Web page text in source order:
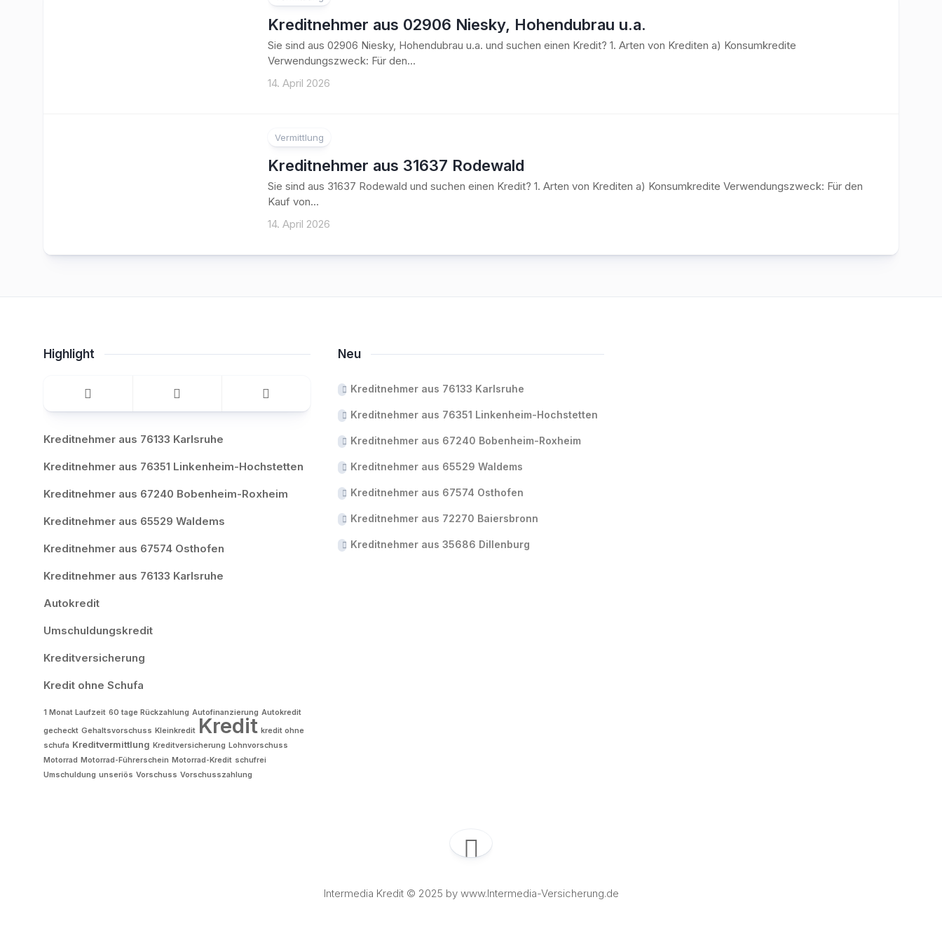
Kreditnehmer aus 02906 Niesky, Hohendubrau u.a.
Sie sind aus 02906 Niesky, Hohendubrau u.a. und suchen einen Kredit? 1. Arten von Krediten a) Konsumkredite
Verwendungszweck: Für den...
14. April 2026
Vermittlung
Kreditnehmer aus 31637 Rodewald
Sie sind aus 31637 Rodewald und suchen einen Kredit? 1. Arten von Krediten a) Konsumkredite Verwendungszweck: Für den
Kauf von...
14. April 2026
Highlight
Kreditnehmer aus 76133 Karlsruhe
Kreditnehmer aus 76351 Linkenheim-Hochstetten
Kreditnehmer aus 67240 Bobenheim-Roxheim
Kreditnehmer aus 65529 Waldems
Kreditnehmer aus 67574 Osthofen
Kreditnehmer aus 76133 Karlsruhe
Autokredit
Umschuldungskredit
Kreditversicherung
Kredit ohne Schufa
1 Monat Laufzeit 60 tage Rückzahlung Autofinanzierung Autokredit
gecheckt Gehaltsvorschuss Kleinkredit Kredit kredit ohne
schufa Kreditvermittlung Kreditversicherung Lohnvorschuss
Motorrad Motorrad-Führerschein Motorrad-Kredit schufrei
Umschuldung unseriös Vorschuss Vorschusszahlung
Neu
Kreditnehmer aus 76133 Karlsruhe
Kreditnehmer aus 76351 Linkenheim-Hochstetten
Kreditnehmer aus 67240 Bobenheim-Roxheim
Kreditnehmer aus 65529 Waldems
Kreditnehmer aus 67574 Osthofen
Kreditnehmer aus 72270 Baiersbronn
Kreditnehmer aus 35686 Dillenburg
Intermedia Kredit © 2025 by www.Intermedia-Versicherung.de